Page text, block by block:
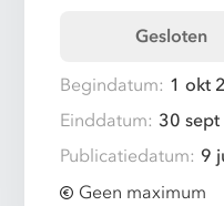
Gesloten
Begindatum: 1 okt
Einddatum: 30
Publicatiedatum: 9
Geen maximum